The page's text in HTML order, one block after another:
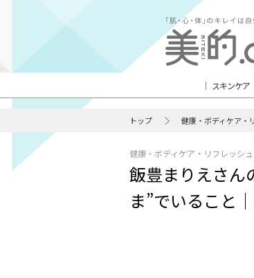
スキンケア
トップ 健康・ボディケア・
健康・ボディケア・リフレッシ
飯豊まりえさん
ま”でいること